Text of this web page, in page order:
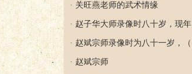
· 关旺燕老师的武术情缘
· 赵子华大师录像时八十岁，现年
· 赵斌宗师录像时为八十一岁，（
· 赵斌宗师